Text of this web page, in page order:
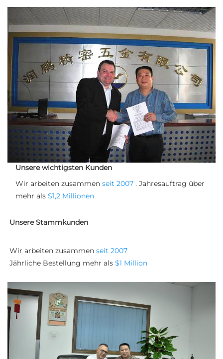
Unsere wichtigsten Kunden
Wir arbeiten zusammen seit 2007 . Jahresauftrag über
mehr als $1,2 Millionen
Unsere Stammkunden
Wir arbeiten zusammen seit 2007
Jährliche Bestellung mehr als $1 Million